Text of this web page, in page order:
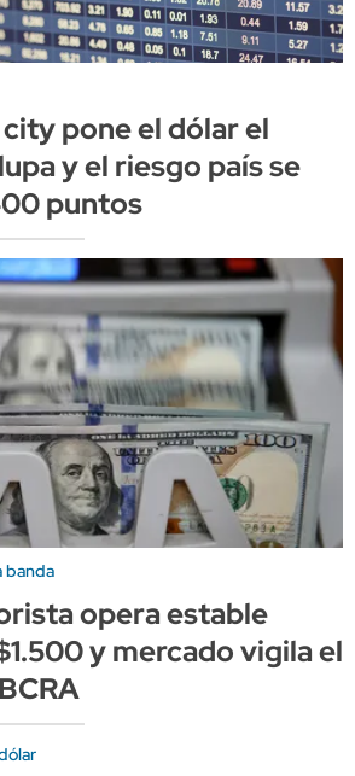
pone el dólar el
y el riesgo país se
puntos
banda
opera estable
y mercado vigila el